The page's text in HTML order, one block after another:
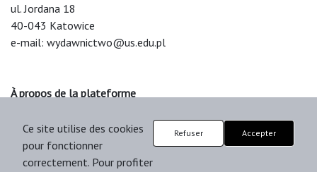
ul. Jordana 18
40-043 Katowice
e-mail: wydawnictwo@us.edu.pl
À propos de la plateforme
Support & Customization by LIBCOM
Platform & Workflow by OJS/PKP
Ce site utilise des cookies
pour fonctionner
correctement. Pour profiter
Refuser Accepter